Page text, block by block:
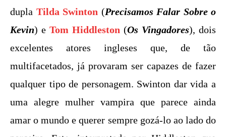
dupla Tilda Swinton (Precisamos Falar Sobre o
Kevin) e Tom Hiddleston (Os Vingadores), dois
excelentes atores ingleses que, de tão
multifacetados, já provaram ser capazes de fazer
qualquer tipo de personagem. Swinton dar vida a
uma alegre mulher vampira que parece ainda
amar o mundo e querer sempre gozá-lo ao lado do